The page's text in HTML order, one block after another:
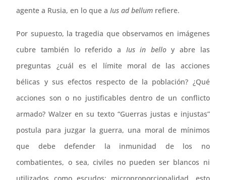
agente a Rusia, en lo que aIus ad bellum refiere.
Por supuesto, la tragedia que observamos en imágenes
cubre también lo referido a Ius in belloy abre las
preguntas ¿cuál es el límite moral de las acciones
bélicas y sus efectos respecto de la población? ¿Qué
acciones son o no justificables dentro de un conflicto
armado? Walzer en su texto “Guerras justas e injustas”
postula para juzgar la guerra, una moral de mínimos
que debe defender la inmunidad de los no
combatientes, o sea, civiles no pueden ser blancos ni